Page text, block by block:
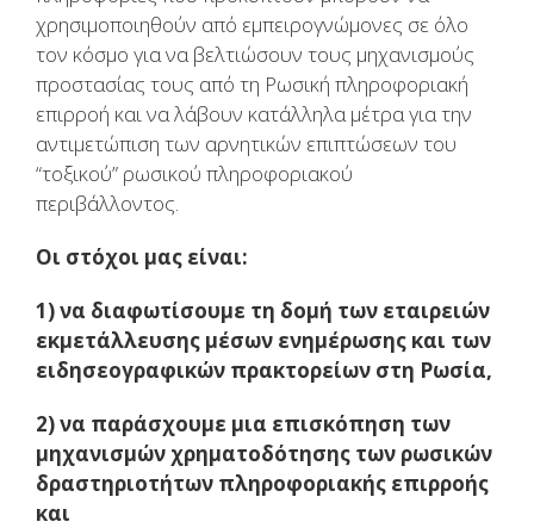
χρησιμοποιηθούν από εμπειρογνώμονες σε όλο
τον κόσμο για να βελτιώσουν τους μηχανισμούς
προστασίας τους από τη Ρωσική πληροφοριακή
επιρροή και να λάβουν κατάλληλα μέτρα για την
αντιμετώπιση των αρνητικών επιπτώσεων του
“τοξικού” ρωσικού πληροφοριακού
περιβάλλοντος.
Οι στόχοι μας είναι:
1) να διαφωτίσουμε τη δομή των εταιρειών
εκμετάλλευσης μέσων ενημέρωσης και των
ειδησεογραφικών πρακτορείων στη Ρωσία,
2) να παράσχουμε μια επισκόπηση των
μηχανισμών χρηματοδότησης των ρωσικών
δραστηριοτήτων πληροφοριακής επιρροής
και